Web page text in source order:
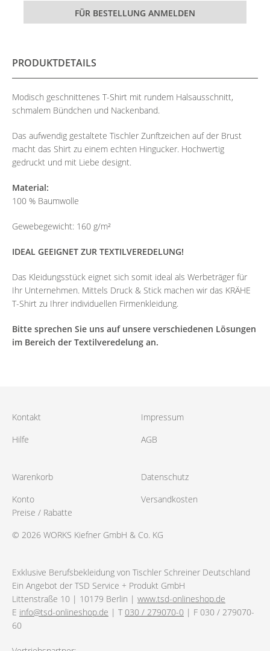
PRODUKTDETAILS
Modisch geschnittenes T-Shirt mit rundem Halsausschnitt,
schmalem Bündchen und Nackenband.
Das aufwendig gestaltete Tischler Zunftzeichen auf der Brust
macht das Shirt zu einem echten Hingucker. Hochwertig
gedruckt und mit Liebe designt.
Material:
100 % Baumwolle
Gewebegewicht: 160 g/m²
IDEAL GEEIGNET ZUR TEXTILVEREDELUNG!
Das Kleidungsstück eignet sich somit ideal als Werbeträger für
Ihr Unternehmen. Mittels Druck & Stick machen wir das KRÄHE
T-Shirt zu Ihrer individuellen Firmenkleidung.
Bitte sprechen Sie uns auf unsere verschiedenen Lösungen
im Bereich der Textilveredelung an.
Kontakt
Hilfe
Impressum
AGB
Warenkorb
Konto
Datenschutz
Versandkosten
Preise / Rabatte
© 2026 WORKS Kiefner GmbH & Co. KG
Exklusive Berufsbekleidung von Tischler Schreiner Deutschland
Ein Angebot der TSD Service + Produkt GmbH
Littenstraße 10 | 10179 Berlin | www.tsd-onlineshop.de
E info@tsd-onlineshop.de | T030 / 279070-0 | F 030 / 279070-
60